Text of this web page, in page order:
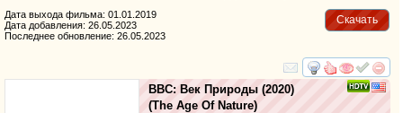
Скачать
Дата выхода фильма: 01.01.2019
Дата добавления: 26.05.2023
Последнее обновление: 26.05.2023
смотреть
BBC: Век Природы (2020)
(The Age Of Nature)